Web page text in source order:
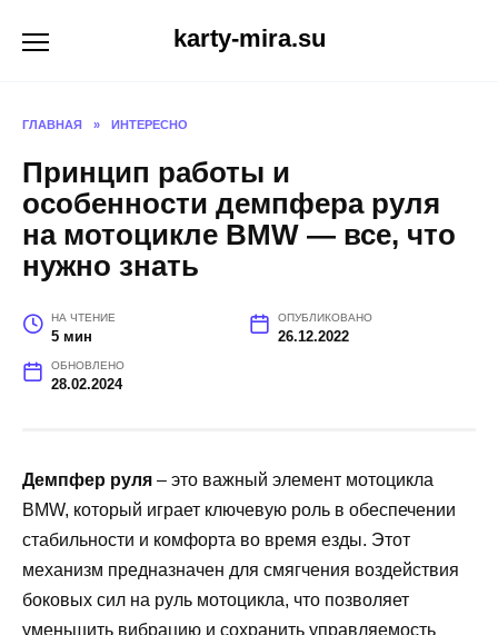
karty-mira.su
ГЛАВНАЯ » ИНТЕРЕСНО
Принцип работы и
особенности демпфера руля
на мотоцикле BMW — все, что
нужно знать
НА ЧТЕНИЕ
5 мин
ОПУБЛИКОВАНО
26.12.2022
ОБНОВЛЕНО
28.02.2024
Демпфер руля – это важный элемент мотоцикла
BMW, который играет ключевую роль в обеспечении
стабильности и комфорта во время езды. Этот
механизм предназначен для смягчения воздействия
боковых сил на руль мотоцикла, что позволяет
уменьшить вибрацию и сохранить управляемость